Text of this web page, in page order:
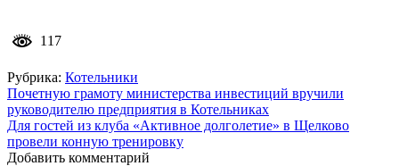
117
Рубрика: Котельники
Навигация
по
записям
Почетную грамоту министерства инвестиций вручили
руководителю предприятия в Котельниках
Для гостей из клуба «Активное долголетие» в Щелково
провели конную тренировку
Добавить комментарий